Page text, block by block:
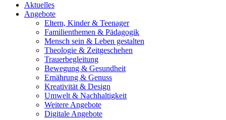
Aktuelles
Angebote
Eltern, Kinder & Teenager
Familienthemen & Pädagogik
Mensch sein & Leben gestalten
Theologie & Zeitgeschehen
Trauerbegleitung
Bewegung & Gesundheit
Ernährung & Genuss
Kreativität & Design
Umwelt & Nachhaltigkeit
Weitere Angebote
Digitale Angebote